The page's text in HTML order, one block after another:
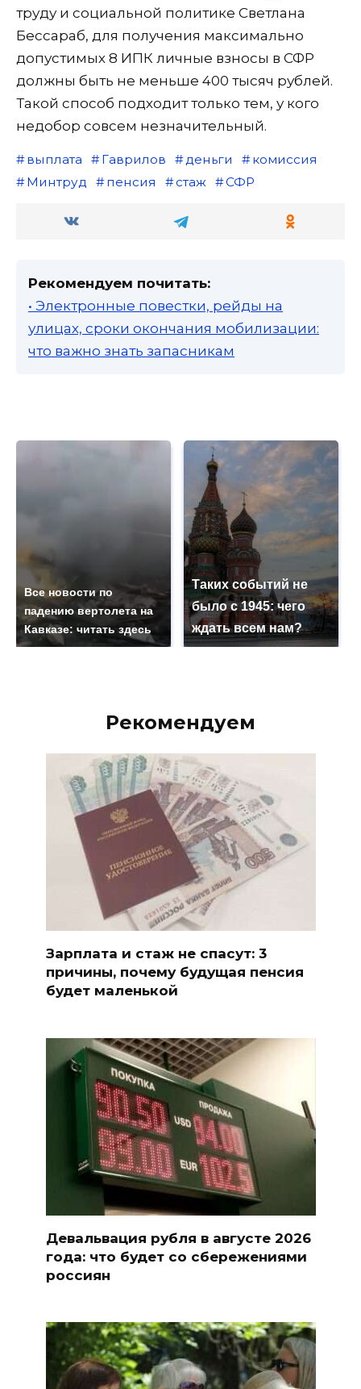
труду и социальной политике Светлана
Бессараб, для получения максимально
допустимых 8 ИПК личные взносы в СФР
должны быть не меньше 400 тысяч рублей.
Такой способ подходит только тем, у кого
недобор совсем незначительный.
выплата Гаврилов деньги
комиссия
Минтруд
пенсия стаж СФР
Рекомендуем почитать:
• Электронные повестки, рейды на
улицах, сроки окончания мобилизации:
что важно знать запасникам
Все новости по
падению вертолета на
Кавказе: читать здесь
Таких событий не
было с 1945: чего
ждать всем нам?
Рекомендуем
Зарплата и стаж не спасут: 3
причины, почему будущая пенсия
будет маленькой
Девальвация рубля в августе 2026
года: что будет со сбережениями
россиян